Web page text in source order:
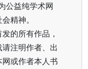
公益纯学术网
精神。
的所有作品，
注明作者、出
或作者本人书